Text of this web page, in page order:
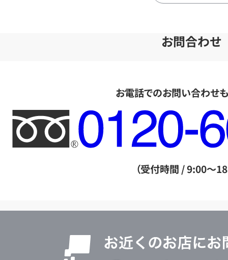
お問合わせ
お電話でのお問い合わせ
フ
リ
ー
ル
（受付時間 / 9:00～